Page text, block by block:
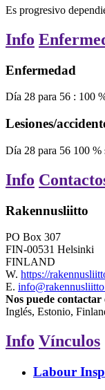
Es progresivo
Info
Enfermedad
Día 28 para 56 : 100
Lesiones/
Día 28 para 56 100 %
Info
Rakennusliitto
PO Box 307
FIN-00531 Helsinki
FINLAND
W. https://
E.
Nos puede contactar
Inglés, Estonio,
Info Vínculos
Labour